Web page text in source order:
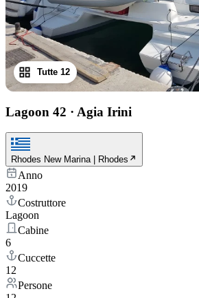
Tutte 12
Lagoon 42 · Agia Irini
Rhodes New Marina | Rhodes
Anno
2019
Costruttore
Lagoon
Cabine
6
Cuccette
12
Persone